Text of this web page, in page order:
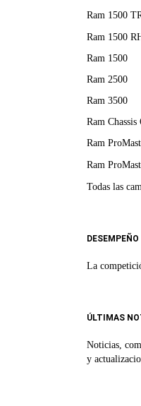
Ram 1500
Ram 1500
Ram 1500
Ram 2500
Ram 3500
Ram Chassis
Ram
Ram
Todas las
DESEMPEÑO
La
ÚLTIMAS
Noticias,
y